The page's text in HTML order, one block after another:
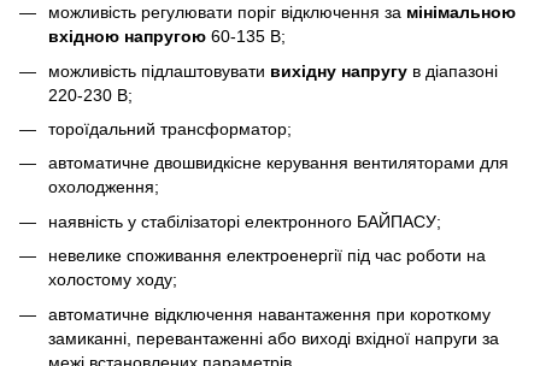
можливість регулювати поріг відключення за мінімальною
вхідною напругою 60-135 В;
можливість підлаштовувати вихідну напругу в діапазоні
220-230 В;
тороїдальний трансформатор;
автоматичне двошвидкісне керування вентиляторами для
охолодження;
наявність у стабілізаторі електронного БАЙПАСУ;
невелике споживання електроенергії під час роботи на
холостому ходу;
автоматичне відключення навантаження при короткому
замиканні, перевантаженні або виході вхідної напруги за
межі встановлених параметрів.